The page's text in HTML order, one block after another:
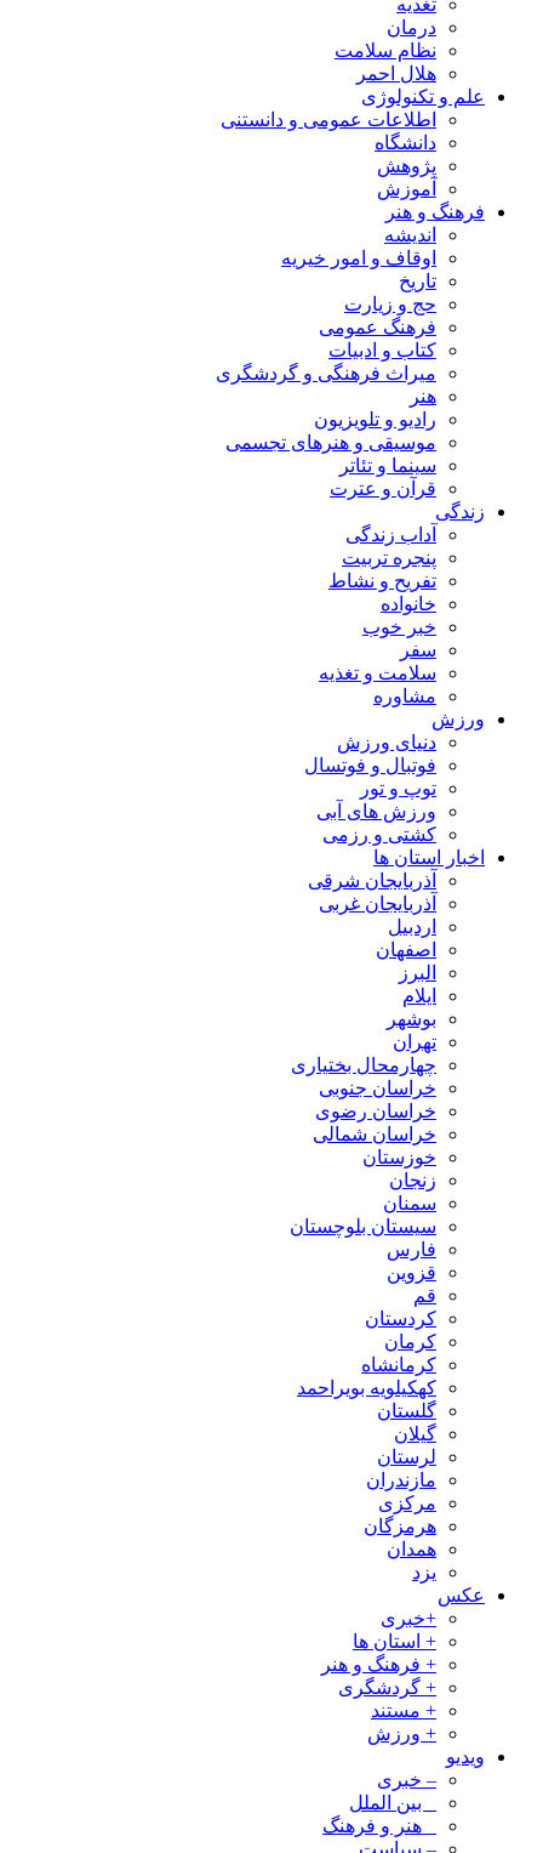
تغدیه
درمان
نظام سلامت
هلال احمر
علم و تکنولوژی
اطلاعات عمومی و دانستنی
دانشگاه
پژوهش
آموزش
فرهنگ و هنر
اندیشه
اوقاف و امور خیریه
تاریخ
حج و زیارت
فرهنگ عمومی
کتاب و ادبیات
میراث فرهنگی و گردشگری
هنر
رادیو و تلویزیون
موسیقی و هنرهای تجسمی
سینما و تئاتر
قرآن و عترت
زندگی
آداب زندگی
پنجره تربیت
تفریح و نشاط
خانواده
خبر خوب
سفر
سلامت و تغذیه
مشاوره
ورزش
دنیای ورزش
فوتبال و فوتسال
توپ و تور
ورزش های آبی
کشتی و رزمی
اخبار استان ها
آذربایجان شرقی
آذربایجان غربی
اردبیل
اصفهان
البرز
ایلام
بوشهر
تهران
چهارمحال بختیاری
خراسان جنوبی
خراسان رضوی
خراسان شمالی
خوزستان
زنجان
سمنان
سیستان بلوچستان
فارس
قزوین
قم
کردستان
کرمان
کرمانشاه
کهکیلویه بویراحمد
گلستان
گیلان
لرستان
مازندران
مرکزی
هرمزگان
همدان
یزد
عکس
+خبری
+ استان ها
+ فرهنگ و هنر
+ گردشگری
+ مستند
+ ورزش
ویدیو
– خبری
_ بین الملل
_ هنر و فرهنگ
– سیاست